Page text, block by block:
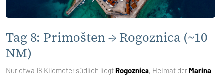
Tag 8: Primošten → Rogoznica (~10
NM)
Nur etwa 18 Kilometer südlich liegt Rogoznica, Heimat der Marina